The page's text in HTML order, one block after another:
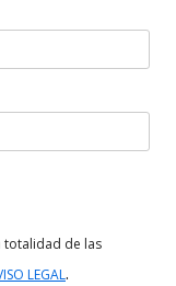
totalidad de las
LEGAL.